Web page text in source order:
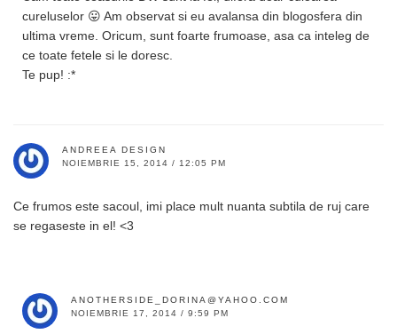
cureluselor 😛 Am observat si eu avalansa din blogosfera din
ultima vreme. Oricum, sunt foarte frumoase, asa ca inteleg de
ce toate fetele si le doresc.
Te pup! :*
ANDREEA DESIGN
NOIEMBRIE 15, 2014 / 12:05 PM
Ce frumos este sacoul, imi place mult nuanta subtila de ruj care
se regaseste in el! <3
ANOTHERSIDE_DORINA@YAHOO.COM
NOIEMBRIE 17, 2014 / 9:59 PM